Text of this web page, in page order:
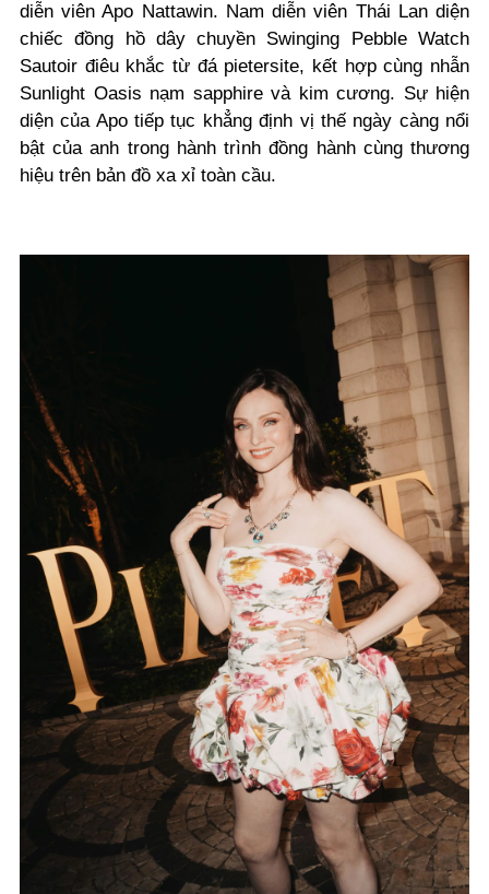
diễn viên Apo Nattawin. Nam diễn viên Thái Lan diện
chiếc đồng hồ dây chuyền Swinging Pebble Watch
Sautoir điêu khắc từ đá pietersite, kết hợp cùng nhẫn
Sunlight Oasis nạm sapphire và kim cương. Sự hiện
diện của Apo tiếp tục khẳng định vị thế ngày càng nổi
bật của anh trong hành trình đồng hành cùng thương
hiệu trên bản đồ xa xỉ toàn cầu.